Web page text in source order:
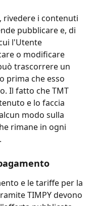
rivedere i contenuti
pubblicare e, di
l'Utente
o modificare
trascorrere un
prima che esso
Il fatto che TMT
e lo faccia
modo sulla
rimane in ogni
e le tariffe per la
TIMPY devono